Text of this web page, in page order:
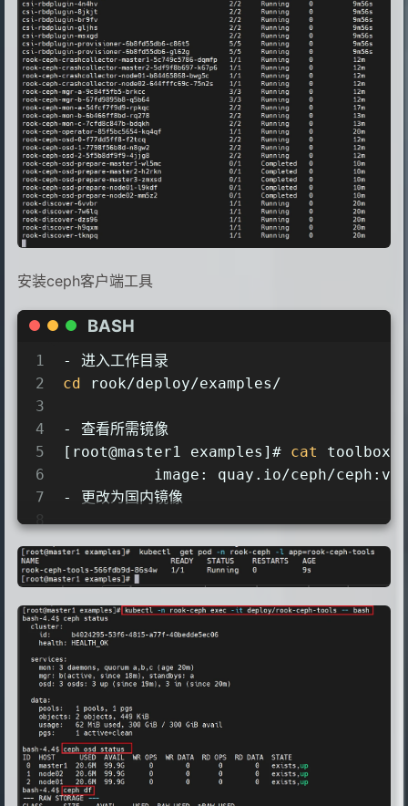
安装ceph客户端工具
BASH
1
2
3
4
5
6
7
8
9
10
11
12
13
14
15
16
17
18
19
20
- 进入工作目录
cd rook/deploy/examples/
- 查看所需镜像
[root@master1 examples]# cat
image: quay.io/ceph/
- 更改为国内镜像
sed -i 's#image: quay.io/ceph/
- 创建toolbox
kubectl  create -f toolbox.yaml -n
- 查看pod
kubectl  get pod -n rook-ceph -l
- 进入pod
kubectl -n rook-ceph
- 查看集群状态